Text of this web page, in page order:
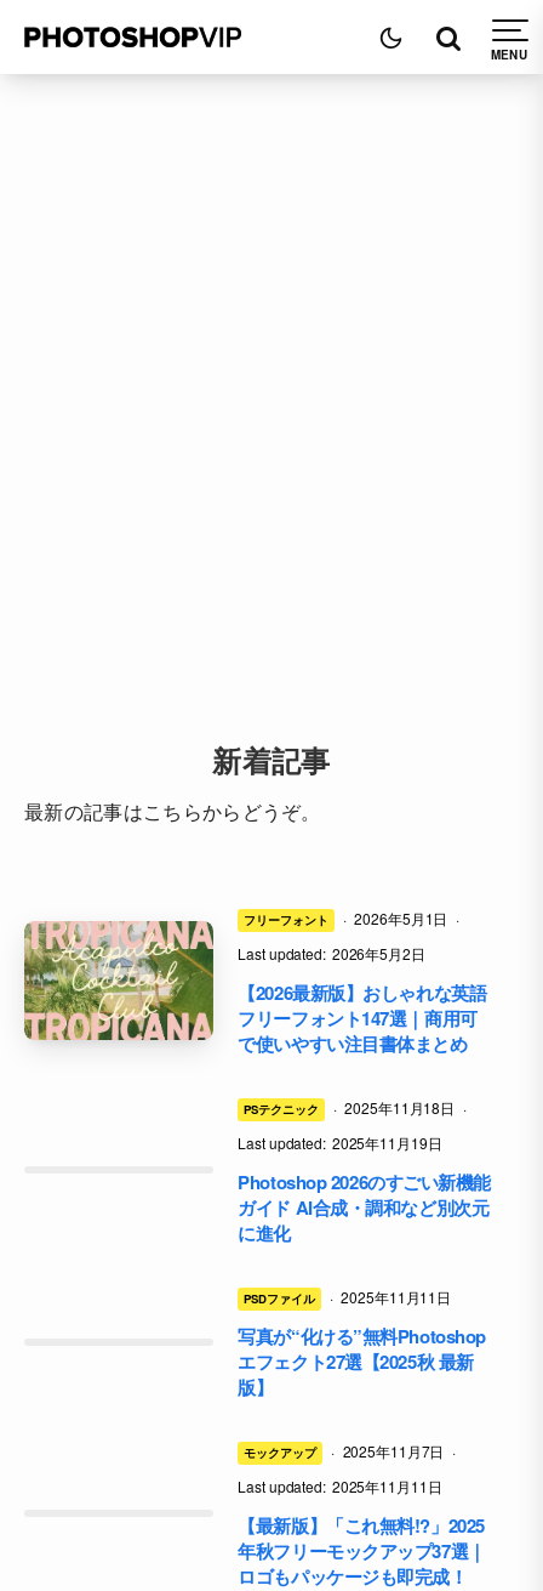
新着記事
最新の記事はこちらからどうぞ。
フリーフォント · 2026年5月1日 ·
Last updated: 2026年5月2日
【2026最新版】おしゃれな英語
フリーフォント147選｜商用可
で使いやすい注目書体まとめ
PSテクニック · 2025年11月18日 ·
Last updated: 2025年11月19日
Photoshop 2026のすごい新機能
ガイド AI合成・調和など別次元
に進化
PSDファイル · 2025年11月11日
写真が“化ける”無料Photoshop
エフェクト27選【2025秋 最新
版】
モックアップ · 2025年11月7日 ·
Last updated: 2025年11月11日
【最新版】「これ無料!?」2025
年秋フリーモックアップ37選｜
ロゴもパッケージも即完成！